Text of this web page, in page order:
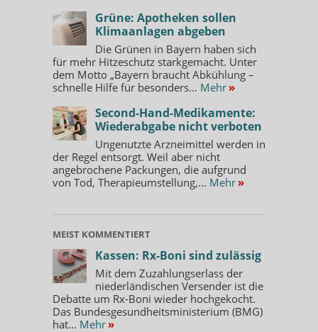
Grüne: Apotheken sollen
Klimaanlagen abgeben
Die Grünen in Bayern haben sich
für mehr Hitzeschutz starkgemacht. Unter
dem Motto „Bayern braucht Abkühlung –
schnelle Hilfe für besonders... Mehr »
Second-Hand-Medikamente:
Wiederabgabe nicht verboten
Ungenutzte Arzneimittel werden in
der Regel entsorgt. Weil aber nicht
angebrochene Packungen, die aufgrund
von Tod, Therapieumstellung,... Mehr »
MEIST KOMMENTIERT
Kassen: Rx-Boni sind zulässig
Mit dem Zuzahlungserlass der
niederländischen Versender ist die
Debatte um Rx-Boni wieder hochgekocht.
Das Bundesgesundheitsministerium (BMG)
hat... Mehr »